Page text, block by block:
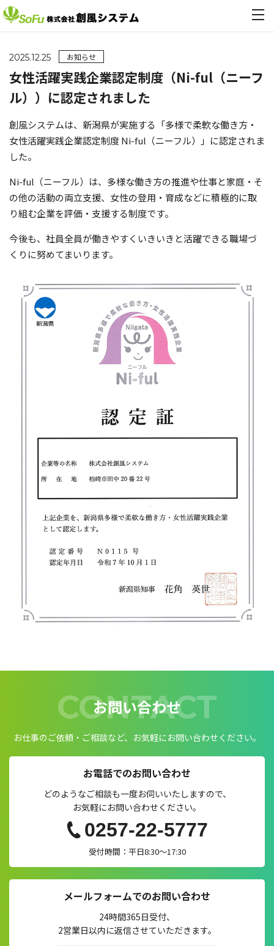
2025.12.25 お知らせ
女性活躍実践企業認定制度（Ni-ful（ニーフ
ル））に認定されました
創風システムは、新潟県が実施する「多様で柔軟な働き方・
女性活躍実践企業認定制度 Ni-ful（ニーフル）」に認定されま
した。
Ni-ful（ニーフル）は、多様な働き方の推進や仕事と家庭・そ
の他の活動の両立支援、女性の登用・育成などに積極的に取
り組む企業を評価・支援する制度です。
今後も、社員全員が働きやすくいきいきと活躍できる職場づ
くりに努めてまいります。
お問い合わせ
CONTACT
お仕事のご依頼・ご相談など、お気軽にお問い合わせください。
お電話でのお問い合わせ
どのようなご相談も一度お伺いいたしますので、
お気軽にお問い合わせください。
0257-22-5777
受付時間：平日8:30～17:30
メールフォームでのお問い合わせ
24時間365日受付、
2営業日以内に返信させていただきます。